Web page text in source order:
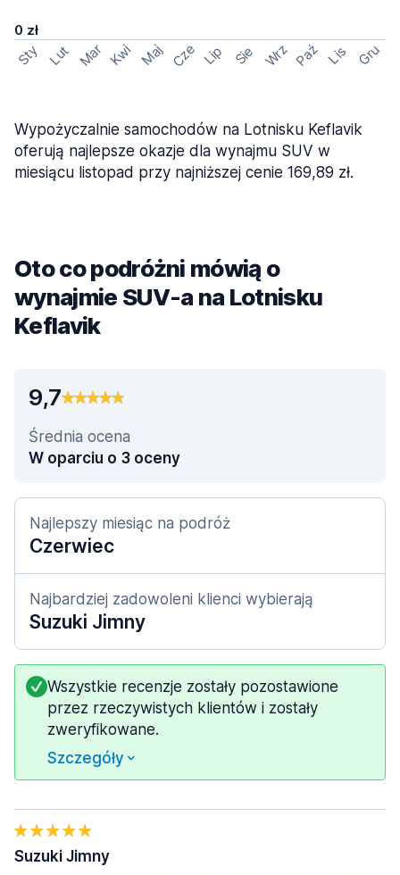
0 zł
Sty Lut Mar Kwi Maj Cze Lip Sie Wrz Paź Lis Gru
Wypożyczalnie samochodów na Lotnisku Keflavik
oferują najlepsze okazje dla wynajmu SUV w
miesiącu listopad przy najniższej cenie 169,89 zł.
Oto co podróżni mówią o
wynajmie SUV-a na Lotnisku
Keflavik
9,7
Średnia ocena
W oparciu o 3 oceny
Najlepszy miesiąc na podróż
Czerwiec
Najbardziej zadowoleni klienci wybierają
Suzuki Jimny
Wszystkie recenzje zostały pozostawione
przez rzeczywistych klientów i zostały
zweryfikowane.
Szczegóły
Suzuki Jimny